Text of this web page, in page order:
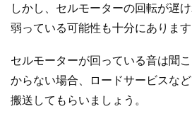
しかし、セルモーターの回転が遅
弱っている可能性も十分にあります
セルモーターが回っている音は聞
からない場合、ロードサービスな
搬送してもらいましょう。